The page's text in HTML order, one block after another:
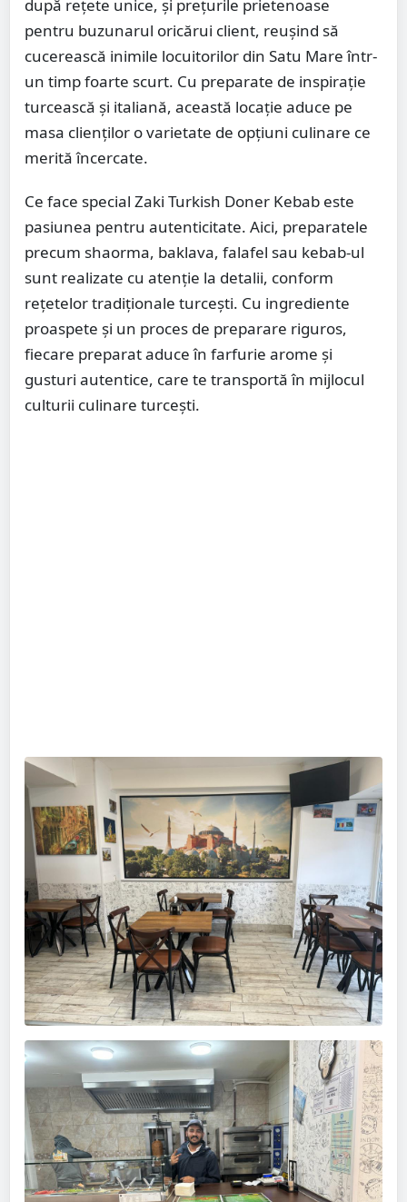
după rețete unice, și prețurile prietenoase
pentru buzunarul oricărui client, reușind să
cucerească inimile locuitorilor din Satu Mare într-
un timp foarte scurt. Cu preparate de inspirație
turcească și italiană, această locație aduce pe
masa clienților o varietate de opțiuni culinare ce
merită încercate.
Ce face special Zaki Turkish Doner Kebab este
pasiunea pentru autenticitate. Aici, preparatele
precum shaorma, baklava, falafel sau kebab-ul
sunt realizate cu atenție la detalii, conform
rețetelor tradiționale turcești. Cu ingrediente
proaspete și un proces de preparare riguros,
fiecare preparat aduce în farfurie arome și
gusturi autentice, care te transportă în mijlocul
culturii culinare turcești.